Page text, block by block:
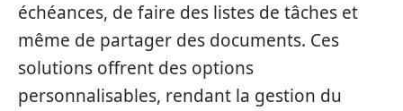
échéances, de faire des listes de tâches et
même de partager des documents. Ces
solutions offrent des options
personnalisables, rendant la gestion du